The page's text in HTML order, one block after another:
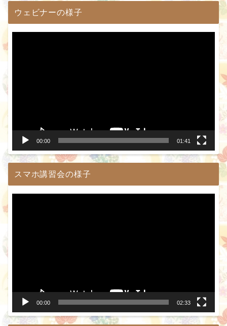
ウェビナーの様子
00:00 01:41
スマホ講習会の様子
00:00 02:33